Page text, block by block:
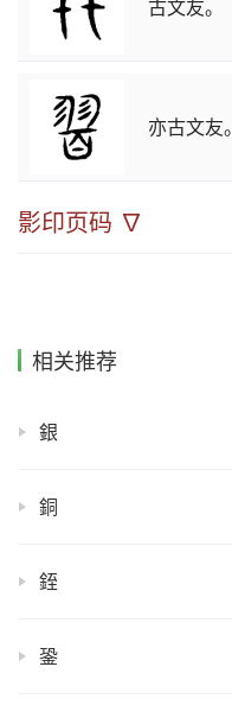
古文友。
亦古文友。
影印页码 ∇
相关推荐
銀
銅
銍
銎